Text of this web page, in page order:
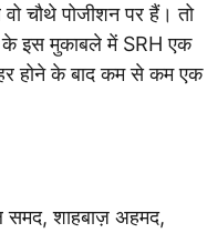
चौथे पोजीशन पर हैं। तो
इस मुकाबले में SRH एक
होने के बाद कम से कम एक
समद, शाहबाज़ अहमद,